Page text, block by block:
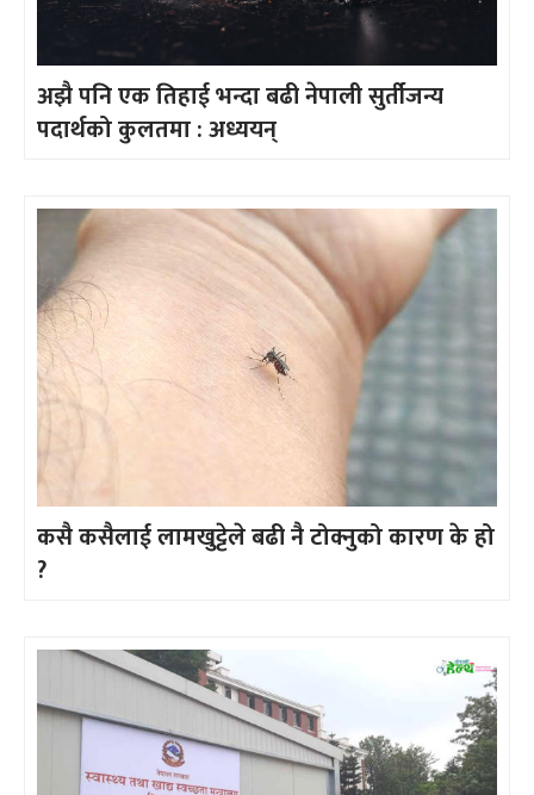
अझै पनि एक तिहाई भन्दा बढी नेपाली सुर्तीजन्य
पदार्थको कुलतमा : अध्ययन्
कसै कसैलाई लामखुट्टेले बढी नै टोक्नुको कारण के हो
?